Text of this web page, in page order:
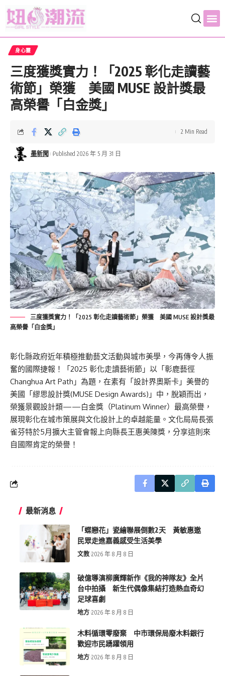
身心靈
三度獲獎實力！「2025 彰化走讀藝
術節」榮獲 美國 MUSE 設計獎最
高榮譽「白金獎」
墨新聞 Published 2026 年 5 月 31 日
2 Min Read
三度獲獎實力！「2025 彰化走讀藝術節」榮獲 美國 MUSE 設計獎最
高榮譽「白金獎」
彰化縣政府近年積極推動藝文活動與城市美學，今再傳令人振
奮的國際捷報！「2025 彰化走讀藝術節」以「彰鹿藝徑
Changhua Art Path」為題，在素有「設計界奧斯卡」美譽的
美國「繆思設計獎(MUSE Design Awards)」中，脫穎而出，
榮獲景觀設計類——白金獎（Platinum Winner）最高榮譽，
展現彰化在城市策展與文化設計上的卓越能量。文化局局長張
雀芬特於5月擴大主管會報上向縣長王惠美陳獎，分享這則來
自國際肯定的榮譽！
最新消息
「蝶戀花」瓷繪聯展倒數2天 黃敏惠邀
民眾走進嘉義感受生活美學
文教 2026 年 8 月 8 日
破億導演柳廣輝新作《我的神隊友》全片
台中拍攝 新生代偶像集結打造熱血奇幻
足球喜劇
地方 2026 年 8 月 8 日
木料循環零廢棄 中市環保局廢木料銀行
歡迎市民踴躍領用
地方 2026 年 8 月 8 日